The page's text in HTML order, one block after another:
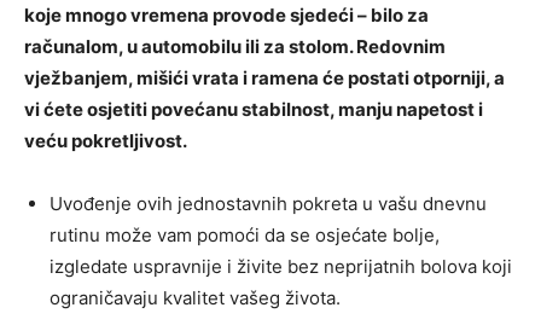
koje mnogo vremena provode sjedeći – bilo za
računalom, u automobilu ili za stolom. Redovnim
vježbanjem, mišići vrata i ramena će postati otporniji, a
vi ćete osjetiti povećanu stabilnost, manju napetost i
veću pokretljivost.
Uvođenje ovih jednostavnih pokreta u vašu dnevnu
rutinu može vam pomoći da se osjećate bolje,
izgledate uspravnije i živite bez neprijatnih bolova koji
ograničavaju kvalitet vašeg života.